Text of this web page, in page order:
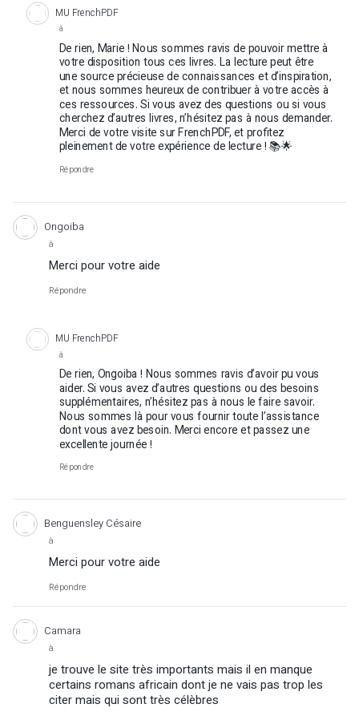
MU FrenchPDF
à
De rien, Marie ! Nous sommes ravis de pouvoir mettre à
votre disposition tous ces livres. La lecture peut être
une source précieuse de connaissances et d’inspiration,
et nous sommes heureux de contribuer à votre accès à
ces ressources. Si vous avez des questions ou si vous
cherchez d’autres livres, n’hésitez pas à nous demander.
Merci de votre visite sur FrenchPDF, et profitez
pleinement de votre expérience de lecture ! 📚🌟
Répondre
Ongoiba
à
Merci pour votre aide
Répondre
MU FrenchPDF
à
De rien, Ongoiba ! Nous sommes ravis d’avoir pu vous
aider. Si vous avez d’autres questions ou des besoins
supplémentaires, n’hésitez pas à nous le faire savoir.
Nous sommes là pour vous fournir toute l’assistance
dont vous avez besoin. Merci encore et passez une
excellente journée !
Répondre
Benguensley Césaire
à
Merci pour votre aide
Répondre
Camara
à
je trouve le site très importants mais il en manque
certains romans africain dont je ne vais pas trop les
citer mais qui sont très célèbres